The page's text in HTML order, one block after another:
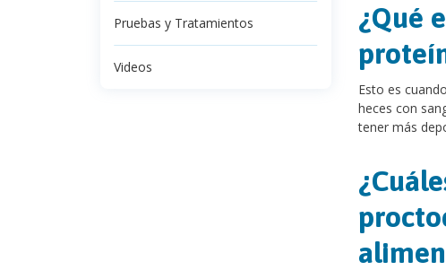
Pruebas y Tratamientos
Videos
¿Qué
Esto es
heces con
tener más